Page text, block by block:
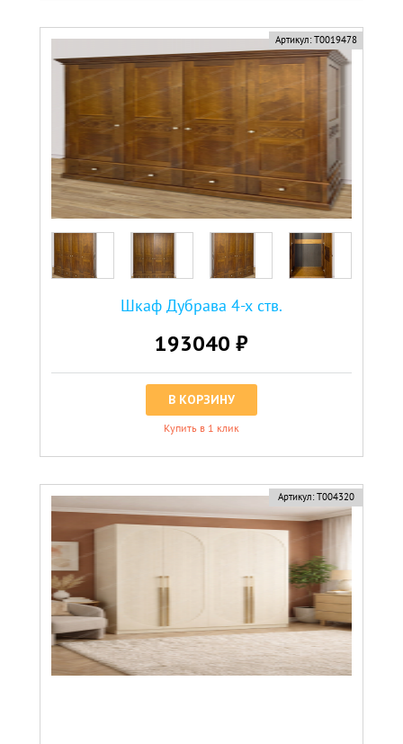
Артикул: Т0019478
Шкаф Дубрава 4-х ств.
193040 ₽
В КОРЗИНУ
Купить в 1 клик
Артикул: Т004320